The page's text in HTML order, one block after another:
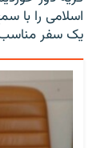
اسلامی را با
یک سفر مناسب